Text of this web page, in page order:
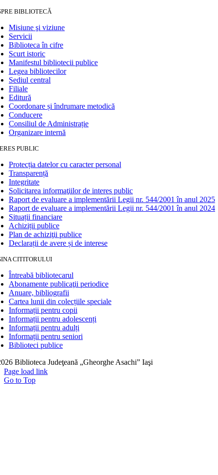
BIBLIOTECĂ
Misiune şi viziune
Servicii
Biblioteca în cifre
Scurt istoric
Manifestul bibliotecii publice
Legea bibliotecilor
Sediul central
Filiale
Editură
Coordonare și îndrumare metodică
Conducere
Consiliul de Administrație
Organizare internă
PUBLIC
Protecția datelor cu caracter personal
Transparență
Integritate
Solicitarea informaţiilor de interes public
Raport de evaluare a implementării Legii nr. 544/2001 în anul 2025
Raport de evaluare a implementării Legii nr. 544/2001 în anul 2024
Situații financiare
Achiziții publice
Plan de achiziţii publice
Declarații de avere și de interese
CITITORULUI
Întreabă bibliotecarul
Abonamente publicaţii periodice
Anuare, bibliografii
Cartea lunii din colecțiile speciale
Informații pentru copii
Informații pentru adolescenți
Informații pentru adulți
Informații pentru seniori
Biblioteci publice
Biblioteca Judeţeană „Gheorghe Asachi” Iaşi
Page load link
Go to Top